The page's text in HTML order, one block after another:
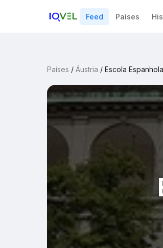
Feed Países
Países / Áustria / Escola